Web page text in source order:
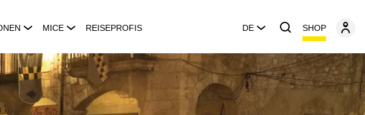
MICE REISEPROFIS DE SHOP